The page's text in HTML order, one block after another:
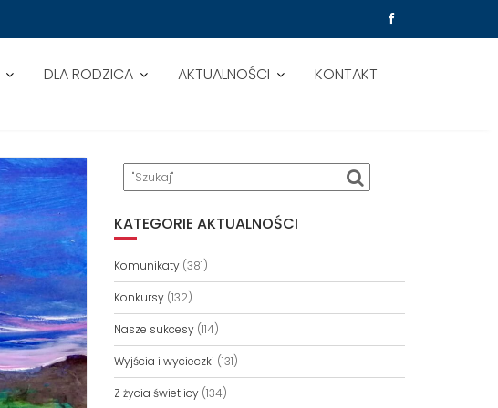
DLA RODZICA AKTUALNOŚCI KONTAKT
KATEGORIE AKTUALNOŚCI
Komunikaty(381)
Konkursy(132)
Nasze sukcesy(114)
Wyjścia i wycieczki (131)
Z życia świetlicy(134)